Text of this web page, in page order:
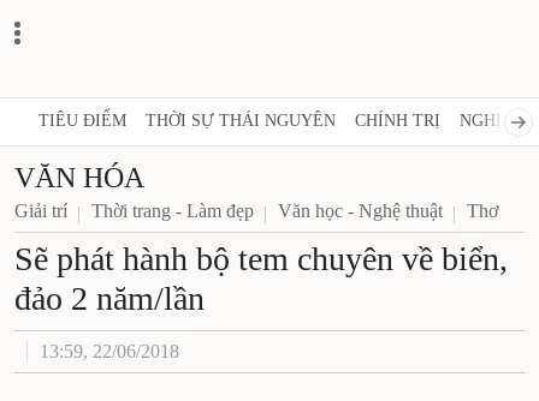
TIÊU ĐIỂM THỜI SỰ THÁI NGUYÊN CHÍNH TRỊ NGHỊ
VĂN HÓA
Giải trí Thời trang - Làm đẹp Văn học - Nghệ thuật Thơ
Sẽ phát hành bộ tem chuyên về biển,
đảo 2 năm/lần
13:59, 22/06/2018